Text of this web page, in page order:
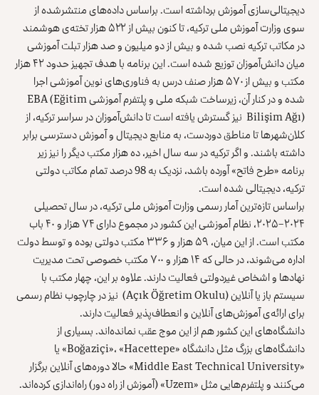
دیجیتالی‌سازی آموزش برداشته است. براساس داده‌های منتشرشده از
سوی وزارت آموزش ملی ترکیه، تا کنون بیش از ۵۲۲ هزار تخته‌ی هوشمند
در مکاتب ترکیه نصب شده و بیش از دو میلیون و ‌صد هزار تبلت آموزشی
میان دانش‌آموزان توزیع شده است. این برنامه با هدف تجهیز حدود ۴۲ هزار
مکتب و بیش از ۵۷۰ هزار صنف درس به فناوری‌های نوین آموزشی اجرا
شده و در کنار آن، زیرساخت شبکه ملی و پلتفرم آموزشی EBA (Eğitim
Bilişim Ağı) نیز گسترش یافته است تا دانش‌آموزان در سراسر ترکیه، از
کلان‌شهرها تا مناطق دوردست، به منابع دیجیتال و آموزش دسترسی برابر
داشته باشند. و اگر ترکیه در سه سال اخیر، ده هزار مکتب دیگر را نیز زیر
برنامه «طرح فاتح» آورده باشد، نزدیک به 98 درصد تمام مکاتب دولتی
ترکیه، دیجیتالی شده است.
براساس تازه‌ترین آمار رسمی وزارت آموزش ملی ترکیه، در سال تحصیلی
۲۰۲۴–۲۰۲۵، نظام آموزشی این کشور در مجموع دارای ۷۴ هزار و ۴۰ باب
مکتب است. از این میان، ۵۹ هزار و ۳۳۶ مکتب دولتی بوده و توسط دولت
اداره می‌شوند، در حالی که ۱۴ هزار و ۷۰۰ مکتب خصوصی تحت مدیریت
نهادها و اشخاص غیردولتی فعالیت دارند. علاوه بر این، چهار مکتب با
سیستم باز یا آنلاین (Açık Öğretim Okulu) نیز در چارچوب نظام رسمی
برای ارائه‌ی آموزش‌های آنلاین و انعطاف‌پذیر فعالیت دارند.
دانشگاه‌های این کشور هم از این موج عقب نمانده‌اند. بسیاری از
دانشگاه‌های بزرگ مثل دانشگاه «Boğaziçi»، «Hacettepe» یا
«Middle East Technical University» حالا دوره‌های آنلاین برگزار
می‌کنند و پلتفرم‌هایی مثل «Uzem» (آموزش از راه دور) راه‌اندازی کرده‌اند.